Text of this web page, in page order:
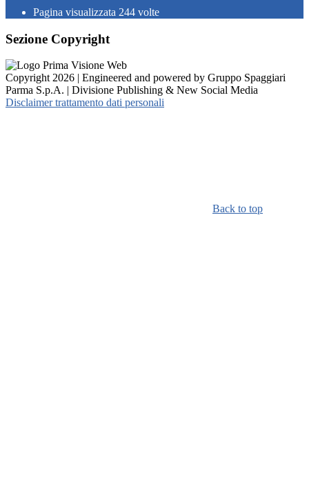
Pagina visualizzata 244 volte
Sezione Copyright
Copyright 2026 | Engineered and powered by Gruppo Spaggiari
Parma S.p.A. | Divisione Publishing & New Social Media
Disclaimer trattamento dati personali
Back to top